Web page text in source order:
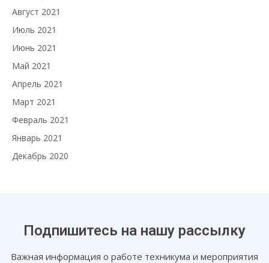
Август 2021
Июль 2021
Июнь 2021
Май 2021
Апрель 2021
Март 2021
Февраль 2021
Январь 2021
Декабрь 2020
Подпишитесь на нашу рассылку
Важная информация о работе техникума и мероприятия